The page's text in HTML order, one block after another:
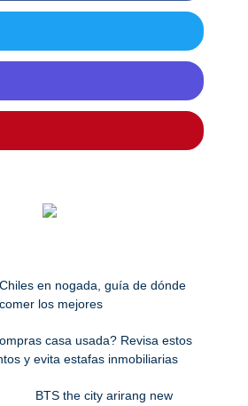
Chiles en nogada, guía de dónde
comer los mejores
casa usada? Revisa estos
y evita estafas inmobiliarias
BTS the city arirang new